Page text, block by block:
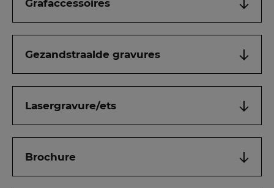
Grafaccessoires
Gezandstraalde gravures
Lasergravure/ets
Brochure